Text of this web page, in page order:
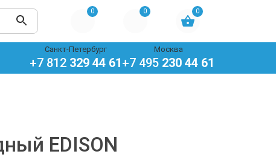
0 0 0
Санкт-Петербург
+7 812 329 44 61
Москва
+7 495 230 44 61
EDISON